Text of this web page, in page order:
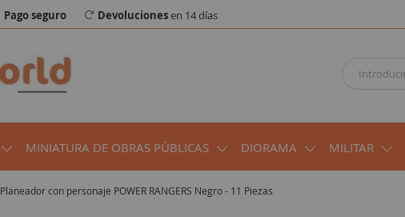
Pago seguro Devolucionesen 14 días
MINIATURA DE OBRAS PÚBLICAS DIORAMA MILITAR
Planeador con personaje POWER RANGERS Negro - 11 Piezas